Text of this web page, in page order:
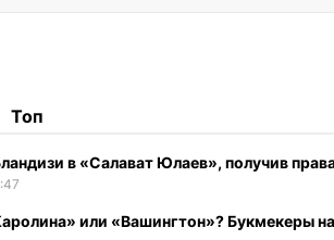
Топ
в «Салават Юлаев», получив
или «Вашингтон»? Букмекеры